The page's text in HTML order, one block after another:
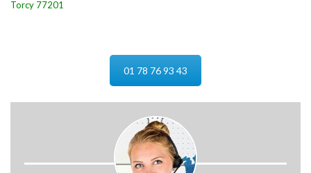
Torcy 77201
01 78 76 93 43